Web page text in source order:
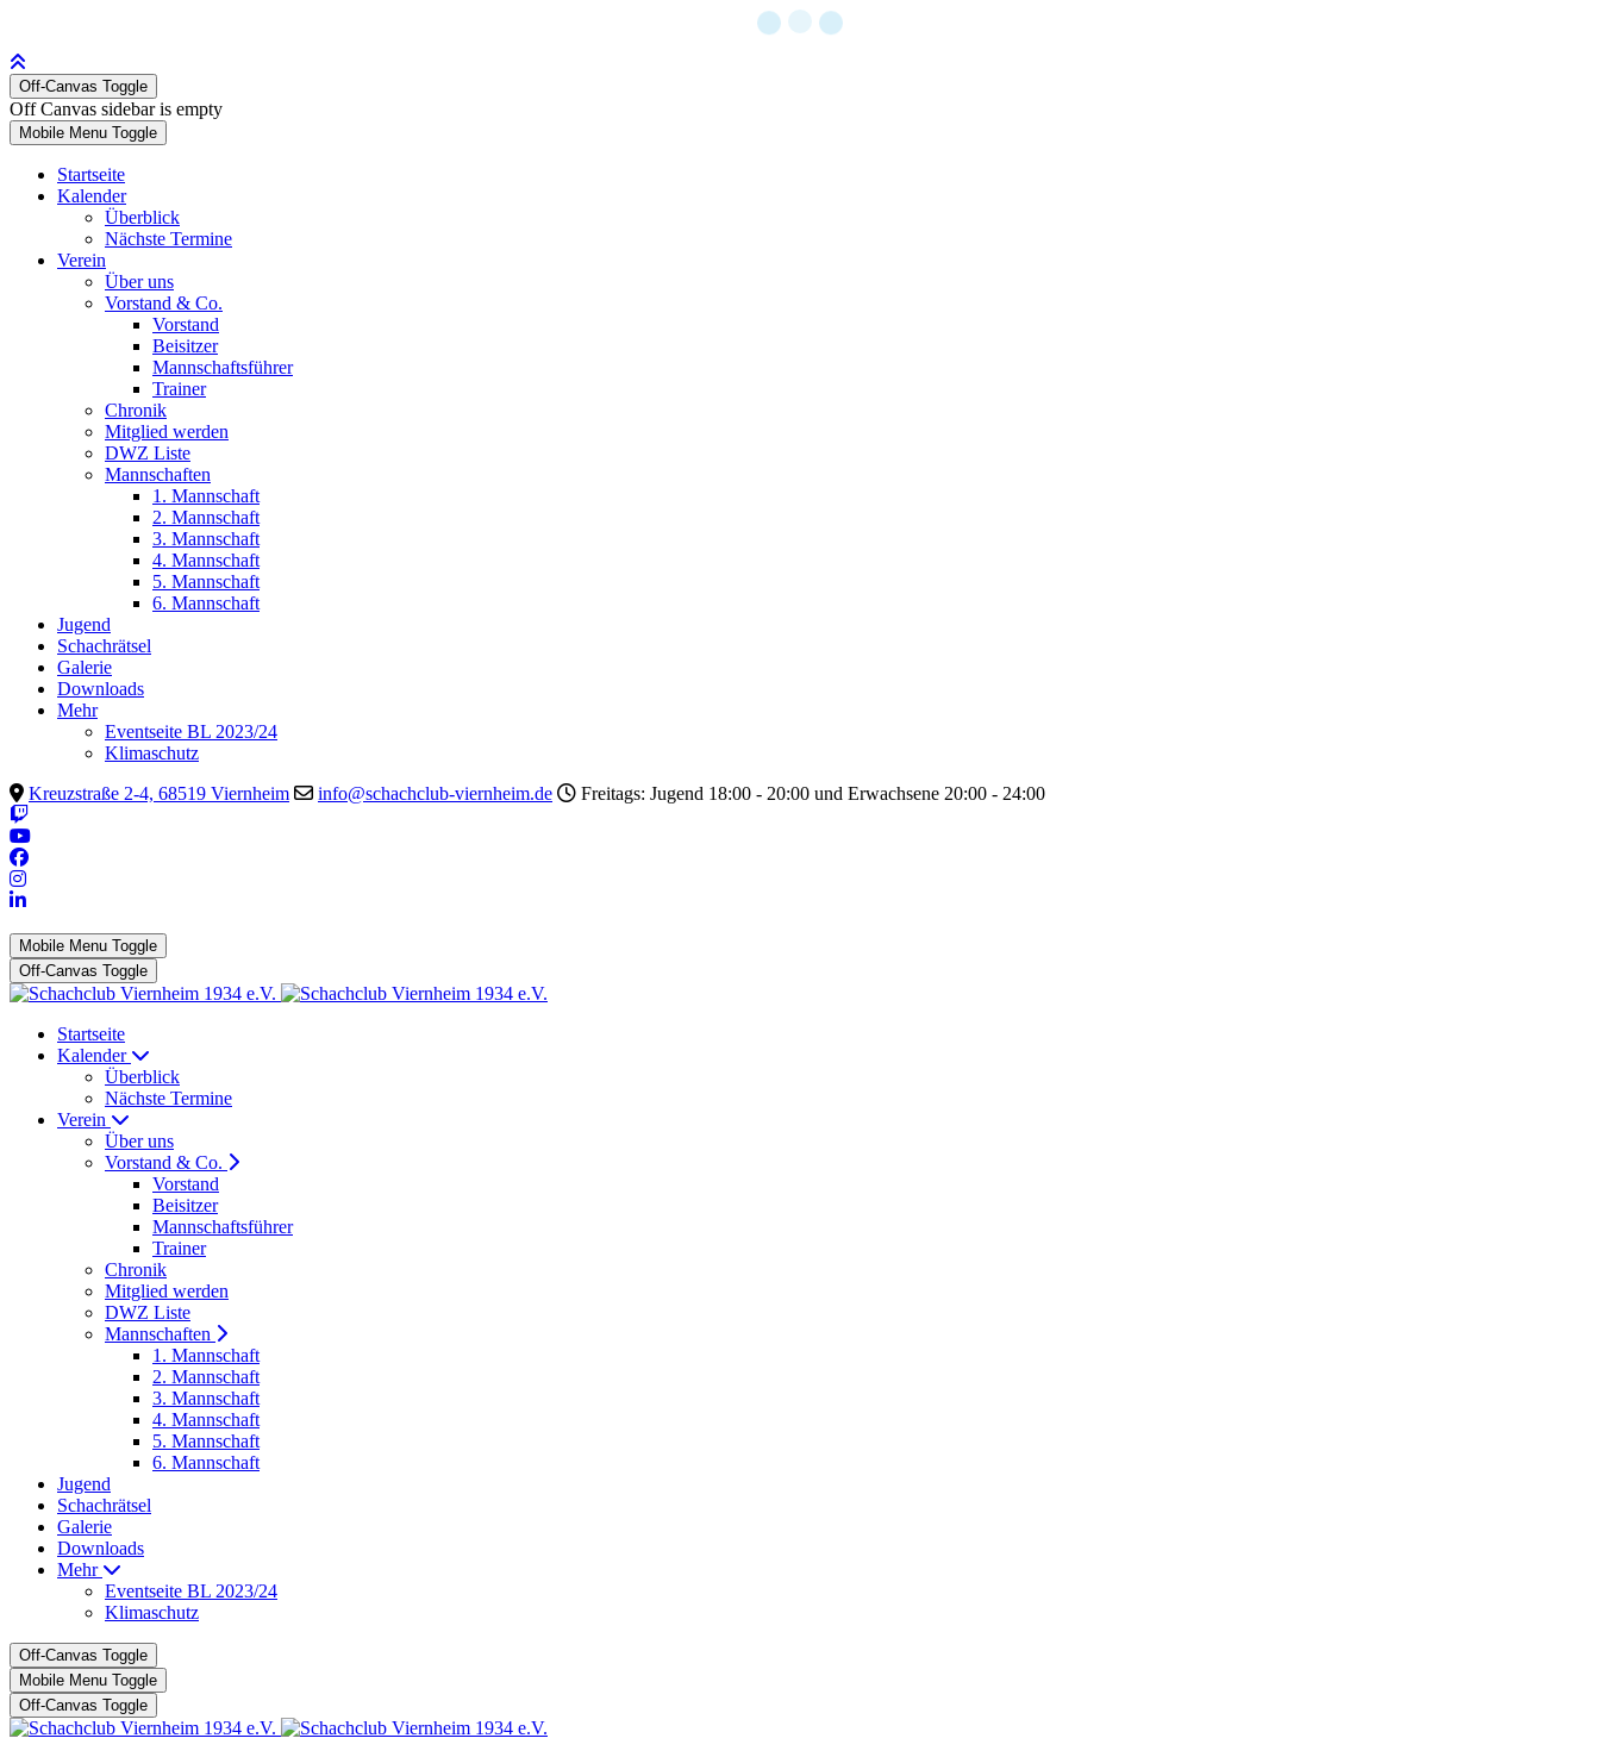
Off-Canvas Toggle
Off Canvas sidebar is empty
Mobile Menu Toggle
Startseite
Kalender
Überblick
Nächste Termine
Verein
Über uns
Vorstand & Co.
Vorstand
Beisitzer
Mannschaftsführer
Trainer
Chronik
Mitglied werden
DWZ Liste
Mannschaften
1. Mannschaft
2. Mannschaft
3. Mannschaft
4. Mannschaft
5. Mannschaft
6. Mannschaft
Jugend
Schachrätsel
Galerie
Downloads
Mehr
Eventseite BL 2023/24
Klimaschutz
Kreuzstraße 2-4, 68519 Viernheim
info@schachclub-viernheim.de Freitags: Jugend 18:00 - 20:00 und Erwachsene 20:00 - 24:00
Mobile Menu Toggle
Off-Canvas Toggle
Startseite
Kalender
Überblick
Nächste Termine
Verein
Über uns
Vorstand & Co.
Vorstand
Beisitzer
Mannschaftsführer
Trainer
Chronik
Mitglied werden
DWZ Liste
Mannschaften
1. Mannschaft
2. Mannschaft
3. Mannschaft
4. Mannschaft
5. Mannschaft
6. Mannschaft
Jugend
Schachrätsel
Galerie
Downloads
Mehr
Eventseite BL 2023/24
Klimaschutz
Off-Canvas Toggle
Mobile Menu Toggle
Off-Canvas Toggle